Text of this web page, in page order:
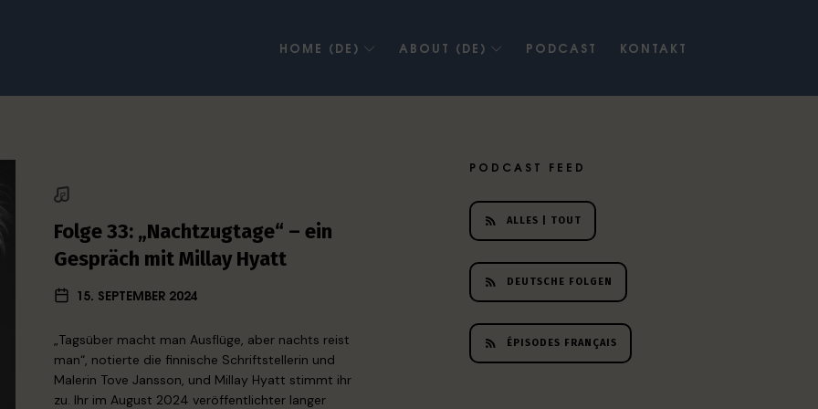
HOME (DE) ABOUT (DE) PODCAST KONTAKT
Folge 33: „Nachtzugtage“ – ein
Gespräch mit Millay Hyatt
15. SEPTEMBER 2024
„Tagsüber macht man Ausflüge, aber nachts reist
man“, notierte die finnische Schriftstellerin und
Malerin Tove Jansson, und Millay Hyatt stimmt ihr
zu. Ihr im August 2024 veröffentlichter langer
PODCAST FEED
ALLES | TOUT
DEUTSCHE FOLGEN
ÉPISODES FRANÇAIS